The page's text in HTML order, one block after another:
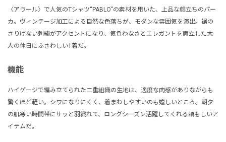
〈アウール〉で人気のTシャツ“PABLO”の素材を用いた、上品な顔立ちのパー
カ。ヴィンテージ加工による自然な色落ちが、モダンな雰囲気を演出。裾の
さりげない刺繍がアクセントになり、気負わなさとエレガントを両立した大
人の休日にふさわしい1着だ。
機能
ハイゲージで編み立てられた二重組織の生地は、適度な肉感がありながらも
驚くほど軽い。シワになりにくく、着まわしやすいのも嬉しいところ。朝夕
の肌寒い時間帯にサッと羽織れて、ロングシーズン活躍してくれる頼もしいア
イテムだ。